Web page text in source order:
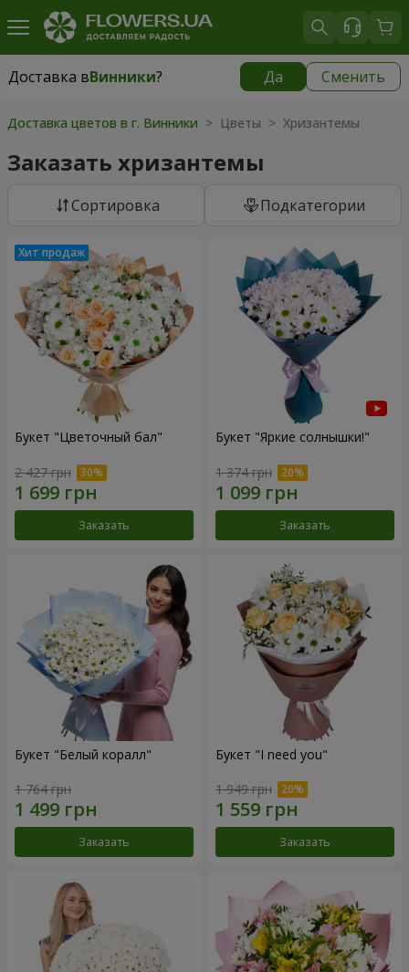
Доставка вВинники? Да Сменить
Доставка вВинники|
Доставка цветов в г. Винники > Цветы > Хризантемы
Заказать хризантемы
Cортировка Подкатегории
Букет "Цветочный бал"
2 427 грн
Заказать
Букет "Яркие солнышки!"
1 374 грн
Заказать
Букет "Белый коралл"
1 764 грн
Заказать
Букет "I need you"
1 949 грн
Заказать